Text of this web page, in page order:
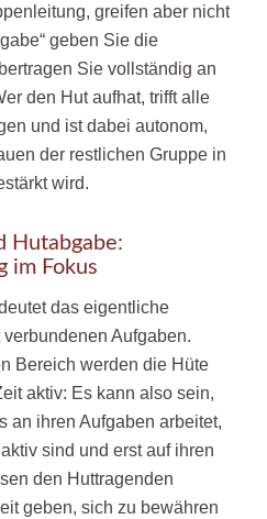
greifen aber nicht
geben Sie die
Sie vollständig an
den Hut aufhat, trifft alle
und ist dabei autonom,
der restlichen Gruppe in
wird.
Hutabgabe:
im Fokus
das eigentliche
Aufgaben.
Bereich werden die Hüte
aktiv: Es kann also sein,
an ihren Aufgaben arbeitet,
sind und erst auf ihren
den Huttragenden
geben, sich zu bewähren